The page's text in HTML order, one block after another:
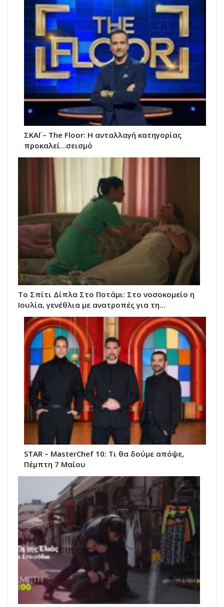
ΣΚΑΪ – The Floor: Η ανταλλαγή κατηγορίας
προκαλεί…σεισμό
Το Σπίτι Δίπλα Στο Ποτάμι: Στο νοσοκομείο η
Ιουλία, γενέθλια με ανατροπές για τη…
STAR – MasterChef 10: Τι θα δούμε απόψε,
Πέμπτη 7 Μαΐου